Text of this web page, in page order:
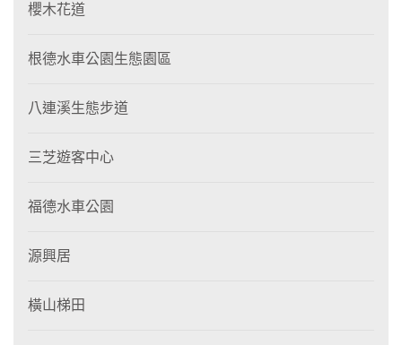
櫻木花道
根德水車公園生態園區
八連溪生態步道
三芝遊客中心
福德水車公園
源興居
橫山梯田